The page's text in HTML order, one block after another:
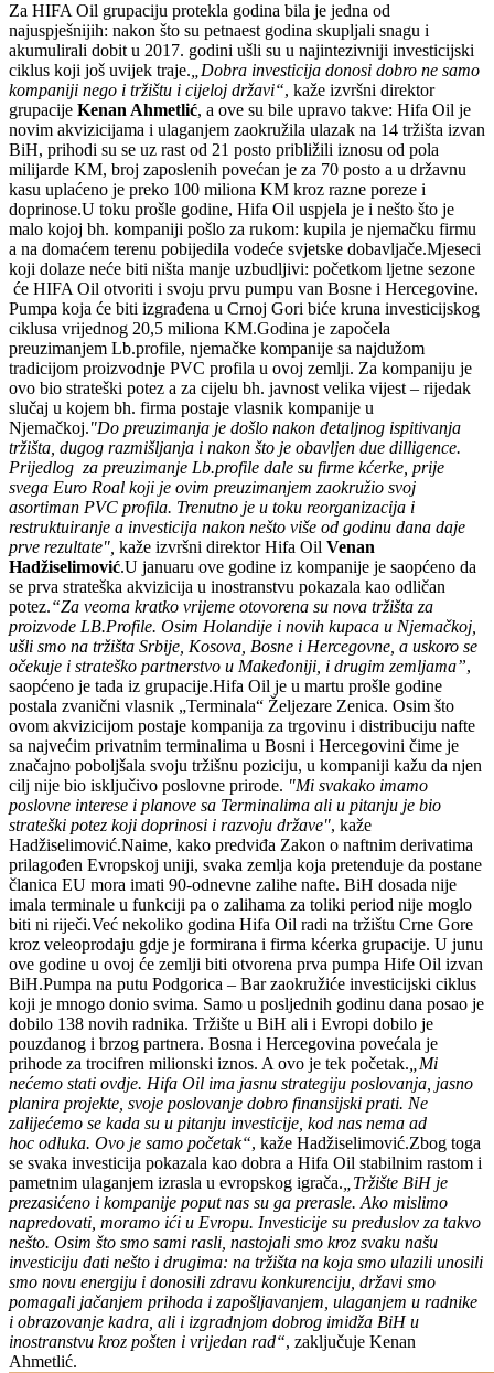
Za HIFA Oil grupaciju protekla godina bila je jedna od
najuspješnijih: nakon što su petnaest godina skupljali snagu i
akumulirali dobit u 2017. godini ušli su u najintezivniji investicijski
ciklus koji još uvijek traje.„Dobra investicija donosi dobro ne samo
kompaniji nego i tržištu i cijeloj državi“, kaže izvršni direktor
grupacije Kenan Ahmetlić, a ove su bile upravo takve: Hifa Oil je
novim akvizicijama i ulaganjem zaokružila ulazak na 14 tržišta izvan
BiH, prihodi su se uz rast od 21 posto približili iznosu od pola
milijarde KM, broj zaposlenih povećan je za 70 posto a u državnu
kasu uplaćeno je preko 100 miliona KM kroz razne poreze i
doprinose.U toku prošle godine, Hifa Oil uspjela je i nešto što je
malo kojoj bh. kompaniji pošlo za rukom: kupila je njemačku firmu
a na domaćem terenu pobijedila vodeće svjetske dobavljače.Mjeseci
koji dolaze neće biti ništa manje uzbudljivi: početkom ljetne sezone
će HIFA Oil otvoriti i svoju prvu pumpu van Bosne i Hercegovine.
Pumpa koja će biti izgrađena u Crnoj Gori biće kruna investicijskog
ciklusa vrijednog 20,5 miliona KM.Godina je započela
preuzimanjem Lb.profile, njemačke kompanije sa najdužom
tradicijom proizvodnje PVC profila u ovoj zemlji. Za kompaniju je
ovo bio strateški potez a za cijelu bh. javnost velika vijest – rijedak
slučaj u kojem bh. firma postaje vlasnik kompanije u
Njemačkoj."Do preuzimanja je došlo nakon detaljnog ispitivanja
tržišta, dugog razmišljanja i nakon što je obavljen due dilligence.
Prijedlog za preuzimanje Lb.profile dale su firme kćerke, prije
svega Euro Roal koji je ovim preuzimanjem zaokružio svoj
asortiman PVC profila. Trenutno je u toku reorganizacija i
restruktuiranje a investicija nakon nešto više od godinu dana daje
prve rezultate", kaže izvršni direktor Hifa Oil Venan
Hadžiselimović.U januaru ove godine iz kompanije je saopćeno da
se prva strateška akvizicija u inostranstvu pokazala kao odličan
potez.“Za veoma kratko vrijeme otovorena su nova tržišta za
proizvode LB.Profile. Osim Holandije i novih kupaca u Njemačkoj,
ušli smo na tržišta Srbije, Kosova, Bosne i Hercegovne, a uskoro se
očekuje i strateško partnerstvo u Makedoniji, i drugim zemljama”,
saopćeno je tada iz grupacije.Hifa Oil je u martu prošle godine
postala zvanični vlasnik „Terminala“ Željezare Zenica. Osim što
ovom akvizicijom postaje kompanija za trgovinu i distribuciju nafte
sa najvećim privatnim terminalima u Bosni i Hercegovini čime je
značajno poboljšala svoju tržišnu poziciju, u kompaniji kažu da njen
cilj nije bio isključivo poslovne prirode. "Mi svakako imamo
poslovne interese i planove sa Terminalima ali u pitanju je bio
strateški potez koji doprinosi i razvoju države", kaže
Hadžiselimović.Naime, kako predviđa Zakon o naftnim derivatima
prilagođen Evropskoj uniji, svaka zemlja koja pretenduje da postane
članica EU mora imati 90-odnevne zalihe nafte. BiH dosada nije
imala terminale u funkciji pa o zalihama za toliki period nije moglo
biti ni riječi.Već nekoliko godina Hifa Oil radi na tržištu Crne Gore
kroz veleoprodaju gdje je formirana i firma kćerka grupacije. U junu
ove godine u ovoj će zemlji biti otvorena prva pumpa Hife Oil izvan
BiH.Pumpa na putu Podgorica – Bar zaokružiće investicijski ciklus
koji je mnogo donio svima. Samo u posljednih godinu dana posao je
dobilo 138 novih radnika. Tržište u BiH ali i Evropi dobilo je
pouzdanog i brzog partnera. Bosna i Hercegovina povećala je
prihode za trocifren milionski iznos. A ovo je tek početak.„Mi
nećemo stati ovdje. Hifa Oil ima jasnu strategiju poslovanja, jasno
planira projekte, svoje poslovanje dobro finansijski prati. Ne
zalijećemo se kada su u pitanju investicije, kod nas nema ad
hoc odluka. Ovo je samo početak“, kaže Hadžiselimović.Zbog toga
se svaka investicija pokazala kao dobra a Hifa Oil stabilnim rastom i
pametnim ulaganjem izrasla u evropskog igrača.„Tržište BiH je
prezasićeno i kompanije poput nas su ga prerasle. Ako mislimo
napredovati, moramo ići u Evropu. Investicije su preduslov za takvo
nešto. Osim što smo sami rasli, nastojali smo kroz svaku našu
investiciju dati nešto i drugima: na tržišta na koja smo ulazili unosili
smo novu energiju i donosili zdravu konkurenciju, državi smo
pomagali jačanjem prihoda i zapošljavanjem, ulaganjem u radnike
i obrazovanje kadra, ali i izgradnjom dobrog imidža BiH u
inostranstvu kroz pošten i vrijedan rad“, zaključuje Kenan
Ahmetlić.